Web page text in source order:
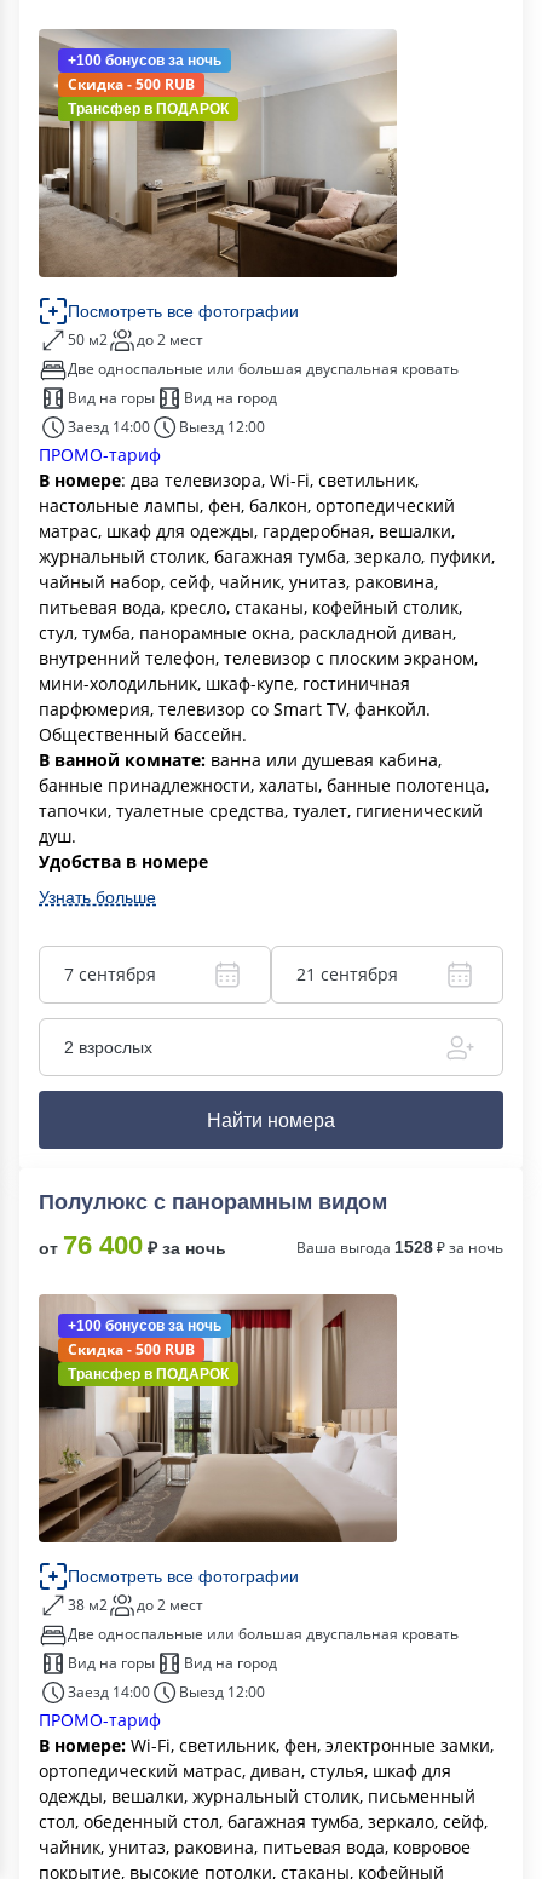
+100 бонусов за ночь
Скидка - 500 RUB
Трансфер в ПОДАРОК
Посмотреть все фотографии
50 м2
до 2 мест
Две односпальные или большая двуспальная кровать
Вид на горы
Вид на город
Заезд 14:00
Выезд 12:00
ПРОМО-тариф
В номере: два телевизора, Wi-Fi, светильник,
настольные лампы, фен, балкон, ортопедический
матрас, шкаф для одежды, гардеробная, вешалки,
журнальный столик, багажная тумба, зеркало, пуфики,
чайный набор, сейф, чайник, унитаз, раковина,
питьевая вода, кресло, стаканы, кофейный столик,
стул, тумба, панорамные окна, раскладной диван,
внутренний телефон, телевизор с плоским экраном,
мини-холодильник, шкаф-купе, гостиничная
парфюмерия, телевизор со Smart TV, фанкойл.
Общественный бассейн.
В ванной комнате: ванна или душевая кабина,
банные принадлежности, халаты, банные полотенца,
тапочки, туалетные средства, туалет, гигиенический
душ.
Удобства в номере
Узнать больше
7 сентября 21 сентября
2 взрослых
Найти номера
Полулюкс с панорамным видом
от 76 400 ₽ за ночь Ваша выгода 1528₽ за ночь
+100 бонусов за ночь
Скидка - 500 RUB
Трансфер в ПОДАРОК
Посмотреть все фотографии
38 м2
до 2 мест
Две односпальные или большая двуспальная кровать
Вид на горы
Вид на город
Заезд 14:00
Выезд 12:00
ПРОМО-тариф
В номере: Wi-Fi, светильник, фен, электронные замки,
ортопедический матрас, диван, стулья, шкаф для
одежды, вешалки, журнальный столик, письменный
стол, обеденный стол, багажная тумба, зеркало, сейф,
чайник, унитаз, раковина, питьевая вода, ковровое
покрытие, высокие потолки, стаканы, кофейный